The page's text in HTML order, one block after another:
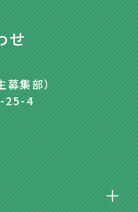
せ
集部）
25-4